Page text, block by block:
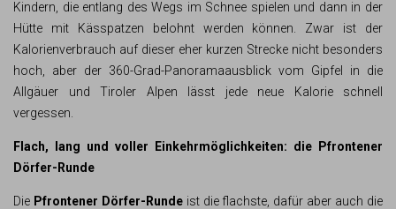
Kindern, die entlang des Wegs im Schnee spielen und dann in der
Hütte mit Kässpatzen belohnt werden können. Zwar ist der
Kalorienverbrauch auf dieser eher kurzen Strecke nicht besonders
hoch, aber der 360-Grad-Panoramaausblick vom Gipfel in die
Allgäuer und Tiroler Alpen lässt jede neue Kalorie schnell
vergessen.
Flach, lang und voller Einkehrmöglichkeiten: die Pfrontener
Dörfer-Runde
Die Pfrontener Dörfer-Rundeist die flachste, dafür aber auch die